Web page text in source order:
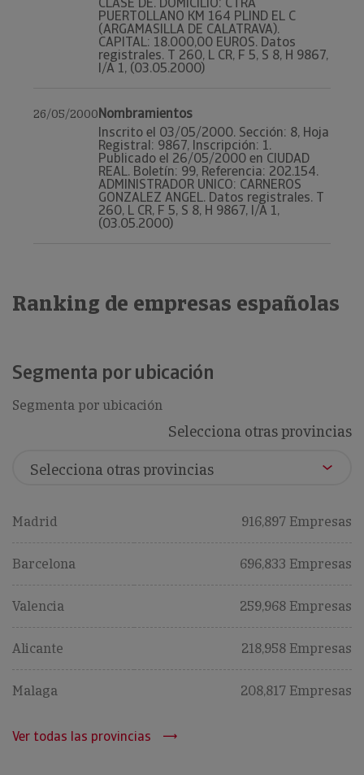
PUERTOLLANO KM 164 PLIND EL C
(ARGAMASILLA DE CALATRAVA).
CAPITAL: 18.000,00 EUROS. Datos
registrales. T 260, L CR, F 5, S 8, H 9867,
I/A 1, (03.05.2000)
26/05/2000Nombramientos
Inscrito el 03/05/2000. Sección: 8, Hoja
Registral: 9867, Inscripción: 1.
Publicado el 26/05/2000 en CIUDAD
REAL. Boletín: 99, Referencia: 202.154.
ADMINISTRADOR UNICO: CARNEROS
GONZALEZ ANGEL. Datos registrales. T
260, L CR, F 5, S 8, H 9867, I/A 1,
(03.05.2000)
Ranking de empresas españolas
Segmenta por ubicación
Segmenta por ubicación
Selecciona otras provincias
Madrid 916,897 Empresas
Barcelona 696,833 Empresas
Valencia 259,968 Empresas
Alicante 218,958 Empresas
Malaga 208,817 Empresas
Ver todas las provincias